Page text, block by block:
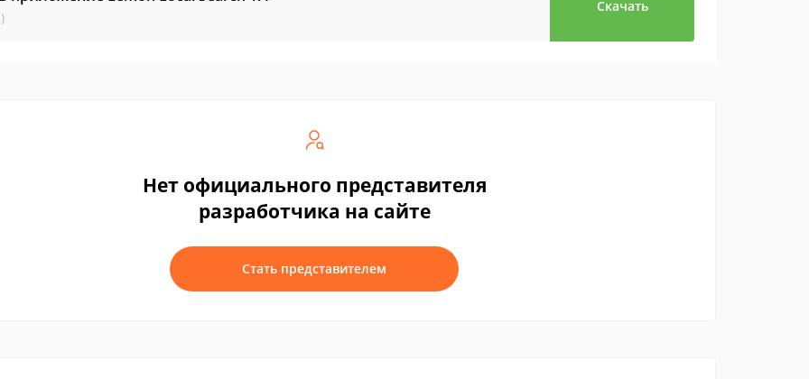
Скачать
Нет официального представителя
разработчика на сайте
Стать представителем